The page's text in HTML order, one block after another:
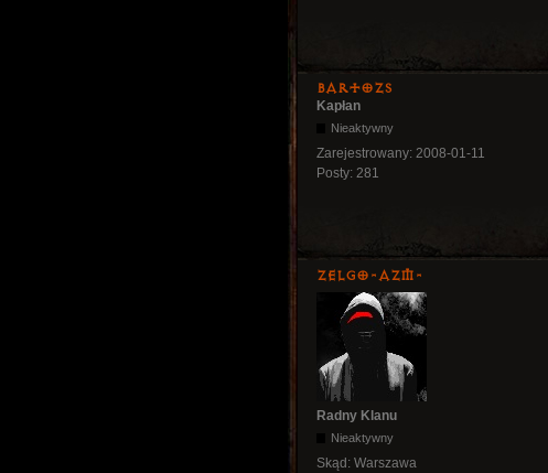
bartozs
Kapłan
Nieaktywny
Zarejestrowany: 2008-01-11
Posty: 281
ZelgO-AZM-
Radny Klanu
Nieaktywny
Skąd: Warszawa